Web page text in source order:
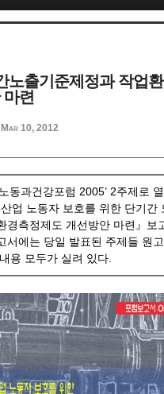
노출기준제정과 작업
련
Mar 10, 2012
동과건강포럼 2005’ 2주제로
산업 노동자 보호를 위한 단기간
경측정제도 개선방안 마련』보
서에는 당일 발표된 주제들 원
용 모두가 실려 있다.
스케치북5
스케치북5